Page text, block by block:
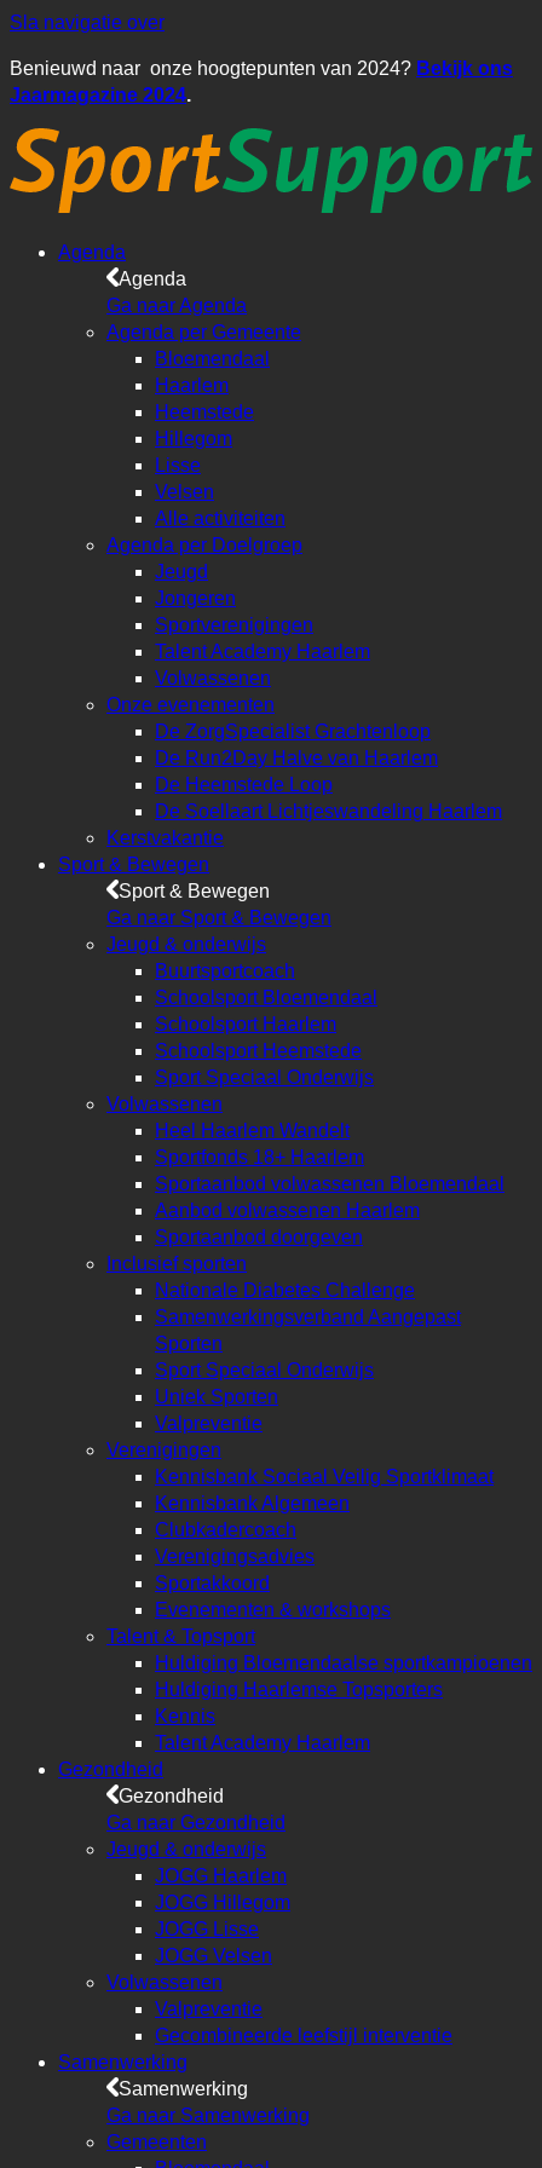
Sla navigatie over
Benieuwd naar onze hoogtepunten van 2024? Bekijk ons
Jaarmagazine 2024.
Agenda
Agenda
Ga naar Agenda
Agenda per Gemeente
Bloemendaal
Haarlem
Heemstede
Hillegom
Lisse
Velsen
Alle activiteiten
Agenda per Doelgroep
Jeugd
Jongeren
Sportverenigingen
Talent Academy Haarlem
Volwassenen
Onze evenementen
De ZorgSpecialist Grachtenloop
De Run2Day Halve van Haarlem
De Heemstede Loop
De Soellaart Lichtjeswandeling Haarlem
Kerstvakantie
Sport & Bewegen
Sport & Bewegen
Ga naar Sport & Bewegen
Jeugd & onderwijs
Buurtsportcoach
Schoolsport Bloemendaal
Schoolsport Haarlem
Schoolsport Heemstede
Sport Speciaal Onderwijs
Volwassenen
Heel Haarlem Wandelt
Sportfonds 18+ Haarlem
Sportaanbod volwassenen Bloemendaal
Aanbod volwassenen Haarlem
Sportaanbod doorgeven
Inclusief sporten
Nationale Diabetes Challenge
Samenwerkingsverband Aangepast
Sporten
Sport Speciaal Onderwijs
Uniek Sporten
Valpreventie
Verenigingen
Kennisbank Sociaal Veilig Sportklimaat
Kennisbank Algemeen
Clubkadercoach
Verenigingsadvies
Sportakkoord
Evenementen & workshops
Talent & Topsport
Huldiging Bloemendaalse sportkampioenen
Huldiging Haarlemse Topsporters
Kennis
Talent Academy Haarlem
Gezondheid
Gezondheid
Ga naar Gezondheid
Jeugd & onderwijs
JOGG Haarlem
JOGG Hillegom
JOGG Lisse
JOGG Velsen
Volwassenen
Valpreventie
Gecombineerde leefstijl interventie
Samenwerking
Samenwerking
Ga naar Samenwerking
Gemeenten